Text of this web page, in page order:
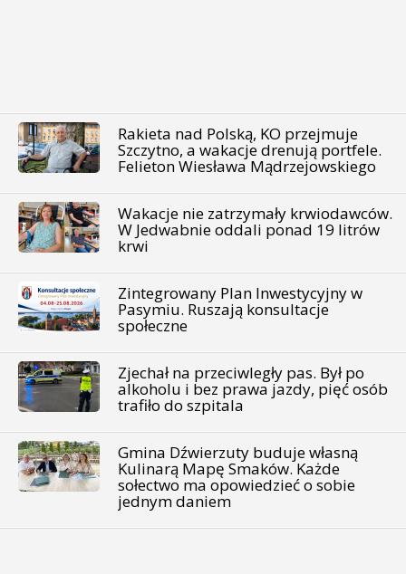
Rakieta nad Polską, KO przejmuje
Szczytno, a wakacje drenują portfele.
Felieton Wiesława Mądrzejowskiego
Wakacje nie zatrzymały krwiodawców.
W Jedwabnie oddali ponad 19 litrów
krwi
Zintegrowany Plan Inwestycyjny w
Pasymiu. Ruszają konsultacje
społeczne
Zjechał na przeciwległy pas. Był po
alkoholu i bez prawa jazdy, pięć osób
trafiło do szpitala
Gmina Dźwierzuty buduje własną
Kulinarą Mapę Smaków. Każde
sołectwo ma opowiedzieć o sobie
jednym daniem